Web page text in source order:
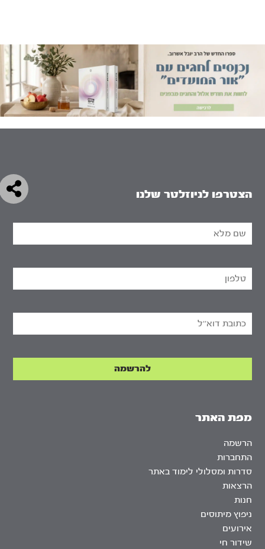
מפת האתר
הרשמה
התחברות
סדרות ומסלולי לימוד באתר
הרצאות
חנות
ניפוץ מיתוסים
אירועים
שידור חי
הצטרפו לניוזלטר שלנו